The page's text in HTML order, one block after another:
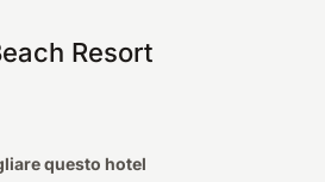
Resort
questo hotel